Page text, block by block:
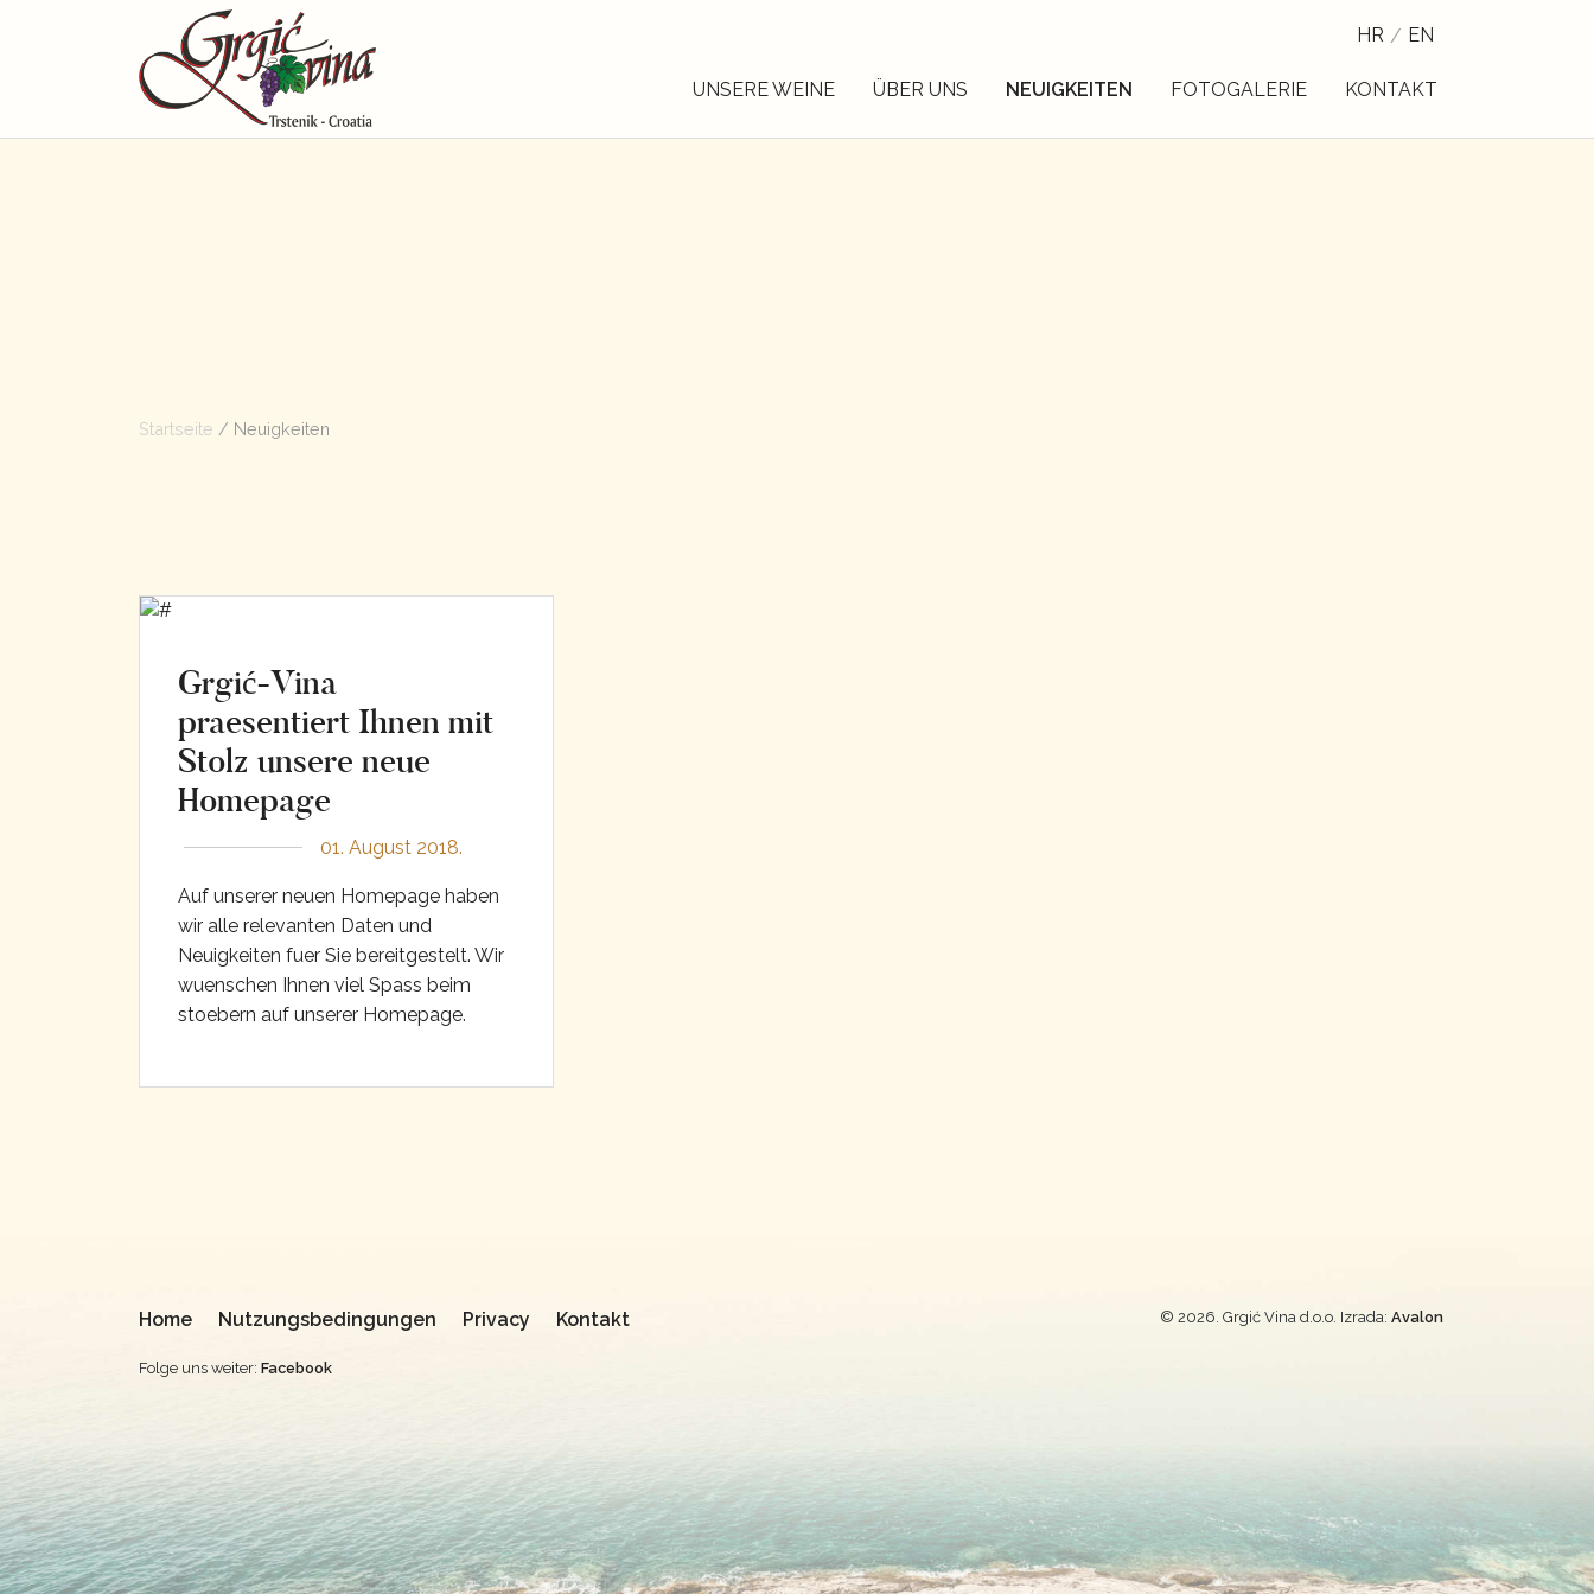
HR EN
UNSERE WEINE ÜBER UNS NEUIGKEITEN FOTOGALERIE KONTAKT
Startseite / Neuigkeiten
Grgić-Vina
praesentiert Ihnen mit
Stolz unsere neue
Homepage
01. August 2018.
Auf unserer neuen Homepage haben
wir alle relevanten Daten und
Neuigkeiten fuer Sie bereitgestelt. Wir
wuenschen Ihnen viel Spass beim
stoebern auf unserer Homepage.
Home Nutzungsbedingungen Privacy Kontakt
Folge uns weiter: Facebook
© 2026. Grgić Vina d.o.o. Izrada: Avalon